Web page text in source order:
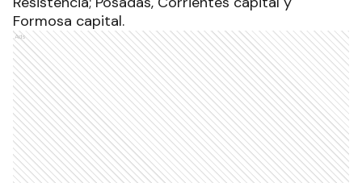
Formosa capital.
Ads